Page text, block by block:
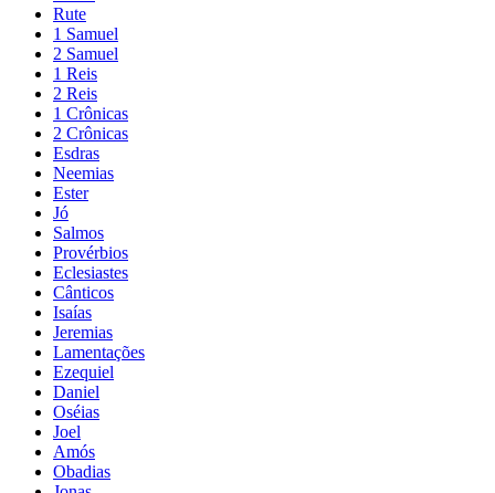
Rute
1 Samuel
2 Samuel
1 Reis
2 Reis
1 Crônicas
2 Crônicas
Esdras
Neemias
Ester
Jó
Salmos
Provérbios
Eclesiastes
Cânticos
Isaías
Jeremias
Lamentações
Ezequiel
Daniel
Oséias
Joel
Amós
Obadias